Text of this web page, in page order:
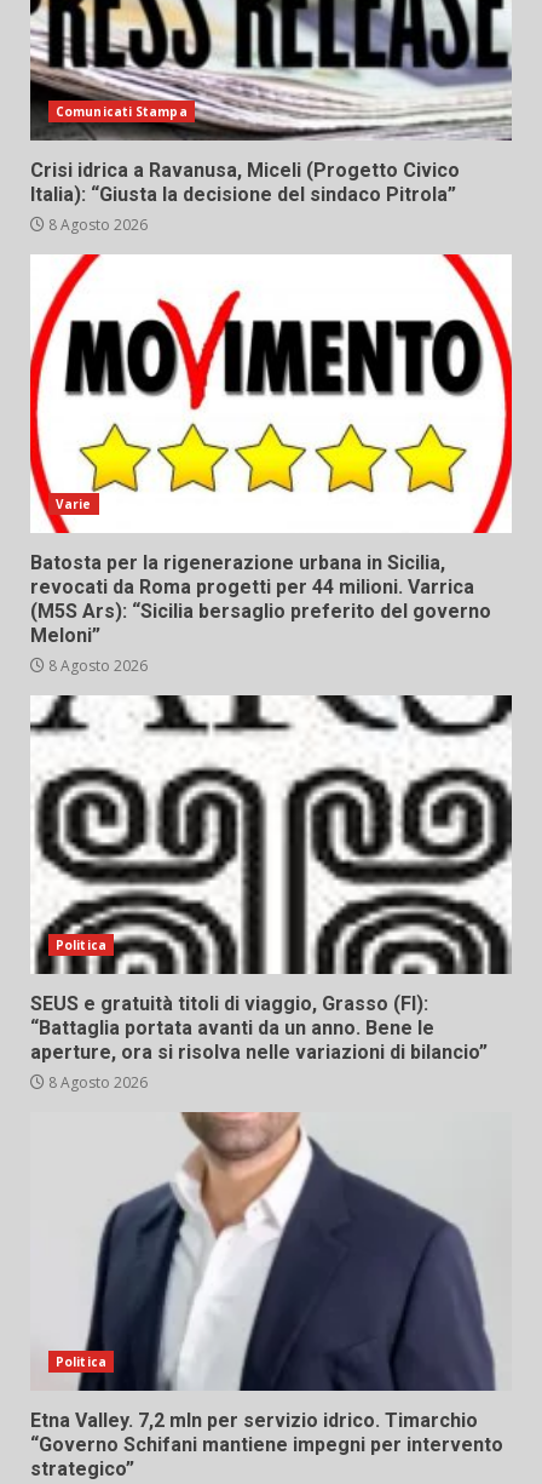
Comunicati Stampa
Crisi idrica a Ravanusa, Miceli (Progetto Civico
Italia): “Giusta la decisione del sindaco Pitrola”
8 Agosto 2026
Varie
Batosta per la rigenerazione urbana in Sicilia,
revocati da Roma progetti per 44 milioni. Varrica
(M5S Ars): “Sicilia bersaglio preferito del governo
Meloni”
8 Agosto 2026
Politica
SEUS e gratuità titoli di viaggio, Grasso (FI):
“Battaglia portata avanti da un anno. Bene le
aperture, ora si risolva nelle variazioni di bilancio”
8 Agosto 2026
Politica
Etna Valley. 7,2 mln per servizio idrico. Timarchio
“Governo Schifani mantiene impegni per intervento
strategico”